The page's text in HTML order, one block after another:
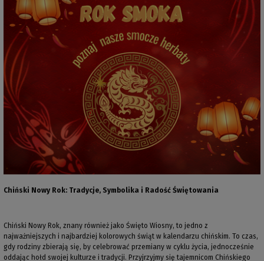
Chiński Nowy Rok: Tradycje, Symbolika i Radość Świętowania
Chiński Nowy Rok, znany również jako Święto Wiosny, to jedno z
najważniejszych i najbardziej kolorowych świąt w kalendarzu chińskim. To czas,
gdy rodziny zbierają się, by celebrować przemiany w cyklu życia, jednocześnie
oddając hołd swojej kulturze i tradycji. Przyjrzyjmy się tajemnicom Chińskiego